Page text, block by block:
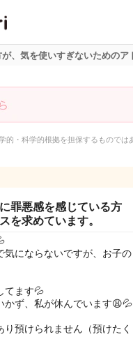
、気を使いすぎないためのア
・科学的根拠を担保するものでは
罪悪感を感じている方
を求めています。
気にならないですが、お子の
てます💦
かず、私が休んでいます😩💦
預けられません（預けたく